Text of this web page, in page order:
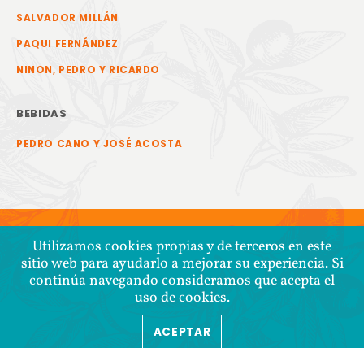
SALVADOR MILLÁN
PAQUI FERNÁNDEZ
NINON, PEDRO Y RICARDO
BEBIDAS
PEDRO CANO Y JOSÉ ACOSTA
COPYRIGHT © 2026 COOPERATIVA TIERRA Y LIBERTAD
Utilizamos cookies propias y de terceros en este
sitio web para ayudarlo a mejorar su experiencia. Si
continúa navegando consideramos que acepta el
uso de cookies.
ACEPTAR